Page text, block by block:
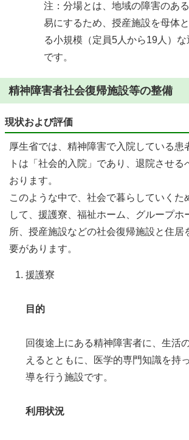
注：分場とは、地域の障害のあ
易にするため、授産施設を母体
る小規模（定員5人から19人）
です。
精神障害者社会復帰施設等の整備
現状および評価
厚生省では、精神障害で入院している患
トは「社会的入院」であり、退院させる
おります。
このような中で、社会で暮らしていくた
して、援護寮、福祉ホーム、グループホ
所、授産施設などの社会復帰施設と住居
要があります。
援護寮
目的
回復途上にある精神障害者に、生活
えるとともに、医学的専門知識を持
導を行う施設です。
利用状況